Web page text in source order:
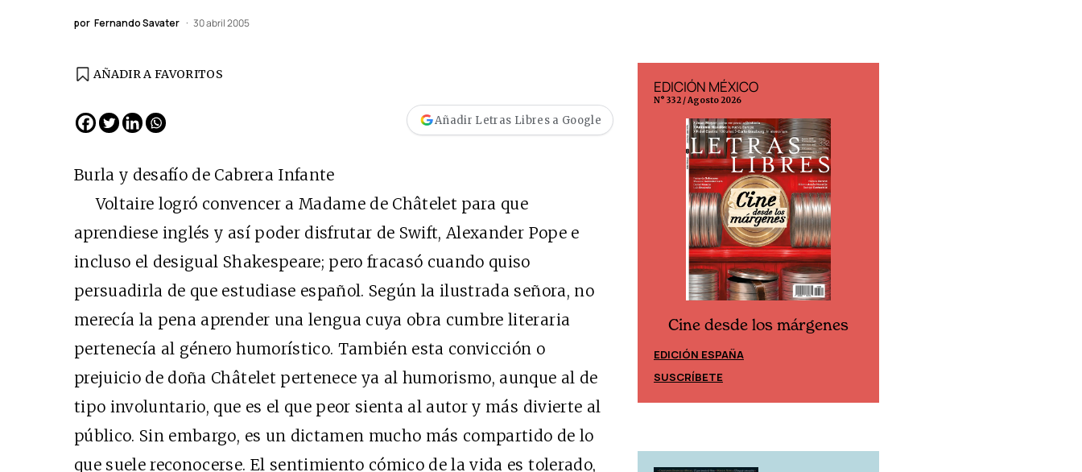
por Fernando Savater 30 abril 2005
AÑADIR A FAVORITOS
Añadir Letras Libres a Google
Burla y desafío de Cabrera Infante
Voltaire logró convencer a Madame de Châtelet para que
aprendiese inglés y así poder disfrutar de Swift, Alexander Pope e
incluso el desigual Shakespeare; pero fracasó cuando quiso
persuadirla de que estudiase español. Según la ilustrada señora, no
merecía la pena aprender una lengua cuya obra cumbre literaria
pertenecía al género humorístico. También esta convicción o
prejuicio de doña Châtelet pertenece ya al humorismo, aunque al de
tipo involuntario, que es el que peor sienta al autor y más divierte al
público. Sin embargo, es un dictamen mucho más compartido de lo
que suele reconocerse. El sentimiento cómico de la vida es tolerado,
Cine desde los márgenes
EDICIÓN MÉXICO
SUSCRÍBETE
EDICIÓN MÉXICO
N° 332 / Agosto 2026
Cine desde los márgenes
EDICIÓN ESPAÑA
SUSCRÍBETE